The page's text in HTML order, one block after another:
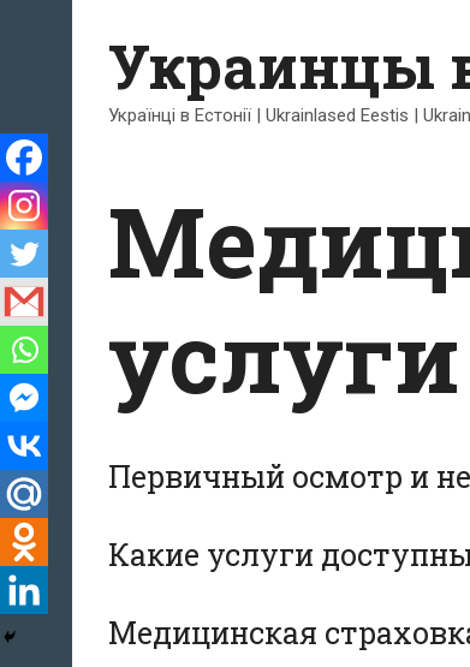
содержимому
Украинцы
Українці в Естонії | Ukrainlased Eestis |
услуги
Первичный осмотр и
Какие услуги
Медицинская